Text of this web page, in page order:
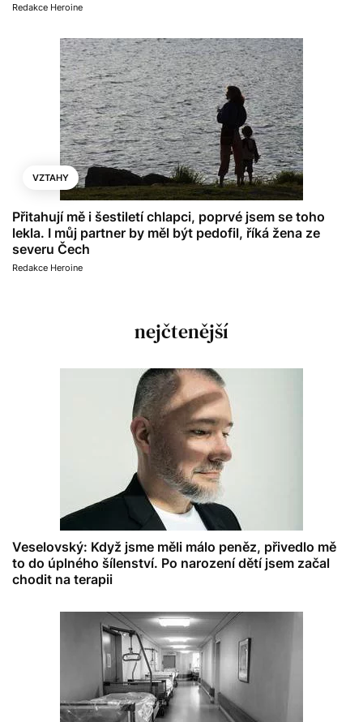
Redakce Heroine
VZTAHY
Přitahují mě i šestiletí chlapci, poprvé jsem se toho
lekla. I můj partner by měl být pedofil, říká žena ze
severu Čech
Redakce Heroine
nejčtenější
Veselovský: Když jsme měli málo peněz, přivedlo mě
to do úplného šílenství. Po narození dětí jsem začal
chodit na terapii